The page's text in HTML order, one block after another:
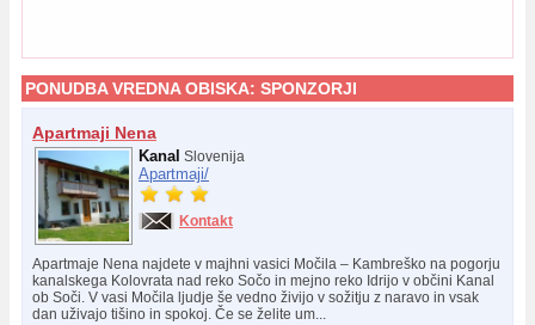
PONUDBA VREDNA OBISKA: SPONZORJI
Apartmaji Nena
Kanal Slovenija
Apartmaji/
Kontakt
Apartmaje Nena najdete v majhni vasici Močila – Kambreško na pogorju
kanalskega Kolovrata nad reko Sočo in mejno reko Idrijo v občini Kanal
ob Soči. V vasi Močila ljudje še vedno živijo v sožitju z naravo in vsak
dan uživajo tišino in spokoj. Če se želite um...